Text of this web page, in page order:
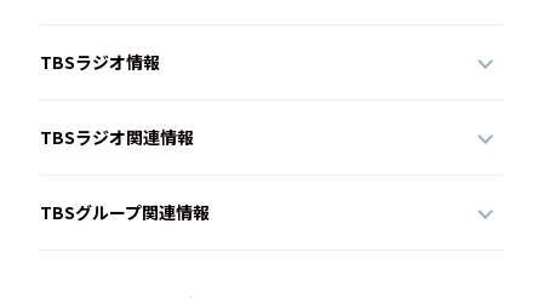
TBSラジオ情報
TBSラジオ関連情報
TBSグループ関連情報